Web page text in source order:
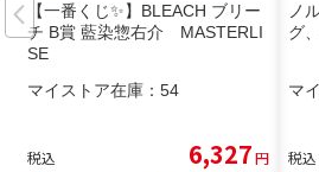
【一番くじ✨】BLEACH ブリー
チ B賞 藍染惣右介 MASTERLI
SE
マイストア在庫： 54
税込 6,327円
ノ
グ
マ
税込